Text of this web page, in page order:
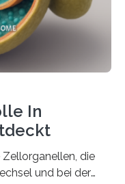
In
die
und bei der